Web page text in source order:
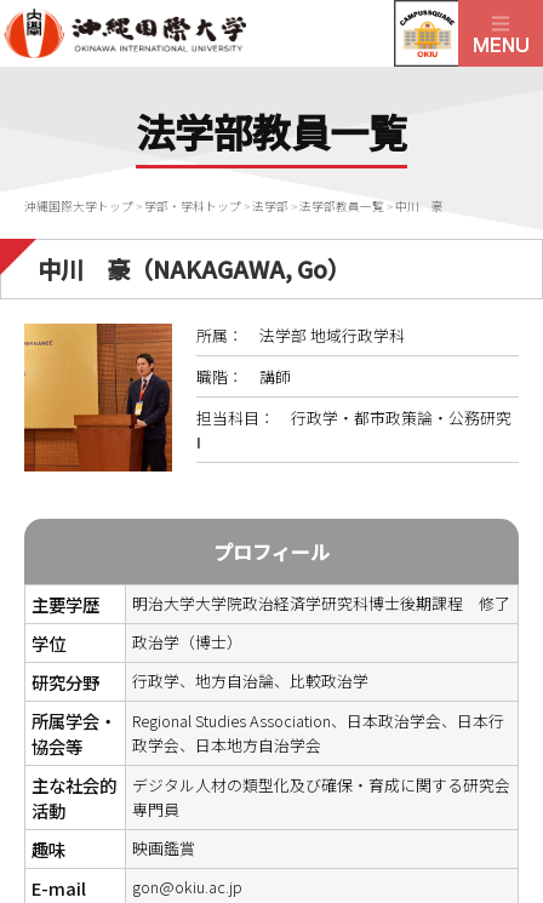
法学部教員一覧
沖縄国際大学トップ > 学部・学科トップ >法学部 >法学部教員一覧 >中川 豪
中川 豪（NAKAGAWA, Go）
所属： 法学部 地域行政学科
職階： 講師
担当科目： 行政学・都市政策論・公務研究
Ⅰ
プロフィール
主要学歴 明治大学大学院政治経済学研究科博士後期課程 修了
学位 政治学（博士）
研究分野 行政学、地方自治論、比較政治学
所属学会・
協会等
Regional Studies Association、日本政治学会、日本行
政学会、日本地方自治学会
主な社会的
活動
デジタル人材の類型化及び確保・育成に関する研究会
専門員
趣味 映画鑑賞
E-mail gon@okiu.ac.jp